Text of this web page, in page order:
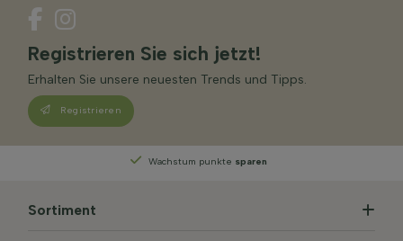
Registrieren Sie sich jetzt!
Erhalten Sie unsere neuesten Trends und Tipps.
Registrieren
Wachstum punkte sparen
Sortiment